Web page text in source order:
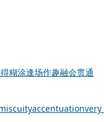
糊涂逢场作趣融会贯通
accentuation